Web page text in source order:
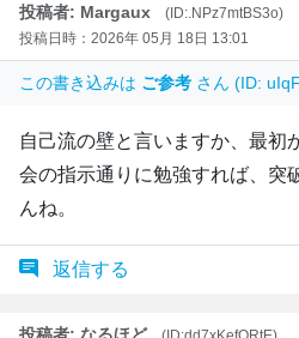
投稿者: Margaux
(ID:.NPz7mtBS3o)
投稿日時：2026年 05月 18日 13:01
この書き込みは ご参考 さん (ID:
自己流の壁と言いますか、最初
会の指示通りに勉強すれば、突
んね。
返信する
投稿者: なるほど